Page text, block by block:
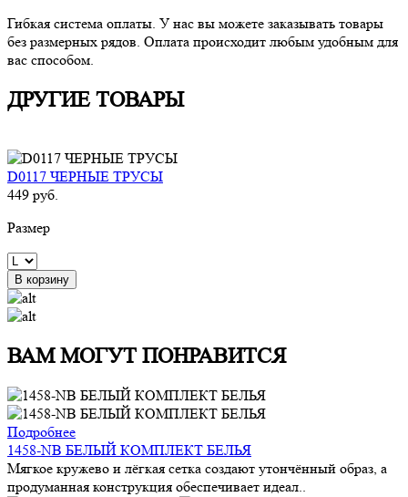
Гибкая система оплаты. У нас вы можете заказывать товары
без размерных рядов. Оплата происходит любым удобным для
вас способом.
ДРУГИЕ ТОВАРЫ
D0117 ЧЕРНЫЕ ТРУСЫ
449 руб.
Размер
В корзину
ВАМ МОГУТ ПОНРАВИТСЯ
Подробнее
1458-NB БЕЛЫЙ КОМПЛЕКТ БЕЛЬЯ
Мягкое кружево и лёгкая сетка создают утончённый образ, а
продуманная конструкция обеспечивает идеал..